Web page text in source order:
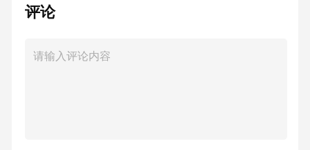
制动液答案：B解析：高度传感器校准确保ECU
题2.1下列哪些情况会导致柴油颗粒过滤器（DP
评论